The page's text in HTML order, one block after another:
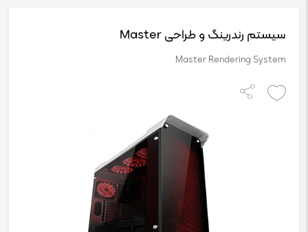
سیستم رندرینگ و طراحی Master
Master Rendering System